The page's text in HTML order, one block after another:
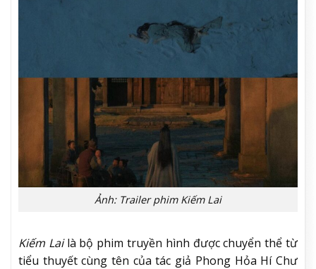
Ảnh: Trailer phim Kiếm Lai
Kiếm Lailà bộ phim truyền hình được chuyển thể từ
tiểu thuyết cùng tên của tác giả Phong Hỏa Hí Chư